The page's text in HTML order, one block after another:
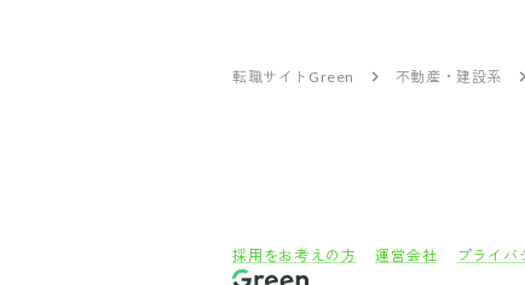
転職サイトGreen 不動産・建設系
採用をお考えの方 運営会社 プライバ